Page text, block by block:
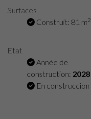
Surfaces
Construit: 81 m2
Etat
Année de
construction: 2028
En construccion